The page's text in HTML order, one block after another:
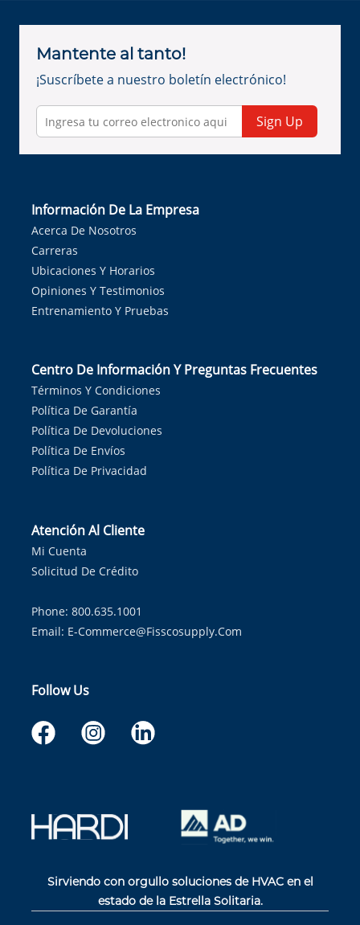
Mantente al tanto!
¡Suscríbete a nuestro boletín electrónico!
Sign Up
Información De La Empresa
Acerca De Nosotros
Carreras
Ubicaciones Y Horarios
Opiniones Y Testimonios
Entrenamiento Y Pruebas
Centro De Información Y Preguntas Frecuentes
Términos Y Condiciones
Política De Garantía
Política De Devoluciones
Política De Envíos
Política De Privacidad
Atención Al Cliente
Mi Cuenta
Solicitud De Crédito
Phone: 800.635.1001
Email: E-Commerce@fisscosupply.com
Follow Us
Sirviendo con orgullo soluciones de HVAC en el
estado de la Estrella Solitaria.